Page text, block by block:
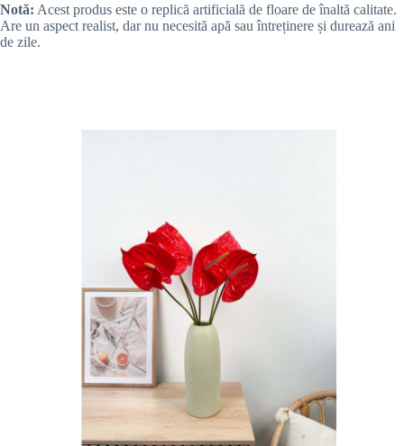
Notă: Acest produs este o replică artificială de floare de înaltă calitate.
Are un aspect realist, dar nu necesită apă sau întreținere și durează ani
de zile.